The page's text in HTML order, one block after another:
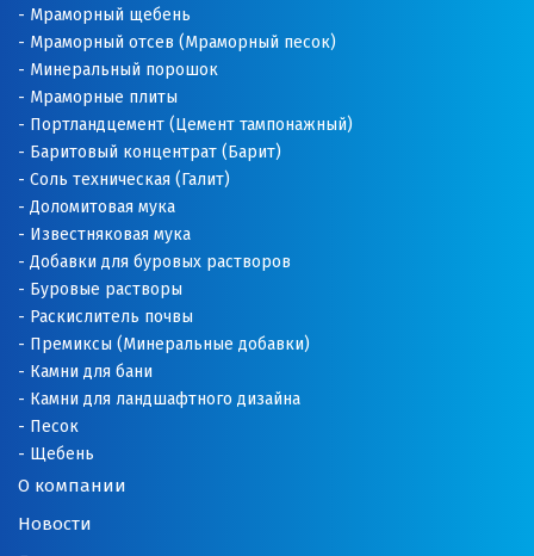
Нягань
О
Одинцово
Омск
Орел
Оренбург
Орехово-Зуево
П
Павловский Посад
О компании
Новости
Мраморный щебень
Мраморный отсев (Мраморный песок)
Минеральный порошок
Мраморные плиты
Портландцемент (Цемент тампонажный)
Баритовый концентрат (Барит)
Соль техническая (Галит)
Доломитовая мука
Известняковая мука
Добавки для буровых растворов
Буровые растворы
Раскислитель почвы
Премиксы (Минеральные добавки)
Камни для бани
Камни для ландшафтного дизайна
Песок
Щебень